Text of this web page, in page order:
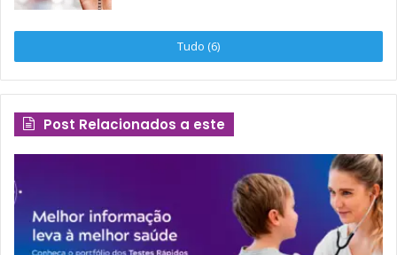
Tudo (6)
Post Relacionados a este